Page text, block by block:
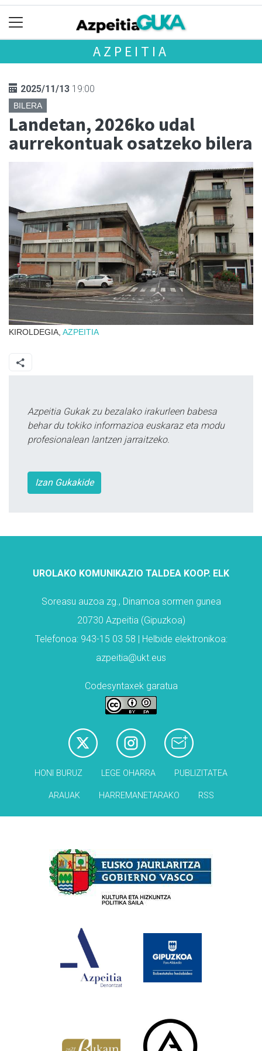
AZPEITIA
2025/11/13 19:00
BILERA
Landetan, 2026ko udal
aurrekontuak osatzeko bilera
KIROLDEGIA, AZPEITIA
Azpeitia Gukak zu bezalako irakurleen babesa
behar du tokiko informazioa euskaraz eta modu
profesionalean lantzen jarraitzeko.
Izan Gukakide
UROLAKO KOMUNIKAZIO TALDEA KOOP. ELK
Soreasu auzoa zg., Dinamoa sormen gunea
20730 Azpeitia (Gipuzkoa)
Telefonoa: 943-15 03 58 | Helbide elektronikoa:
azpeitia@ukt.eus
Codesyntaxek garatua
HONI BURUZ LEGE OHARRA PUBLIZITATEA
ARAUAK HARREMANETARAKO RSS